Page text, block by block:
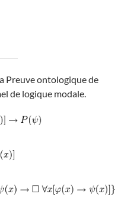
Preuve ontologique de
de logique modale.